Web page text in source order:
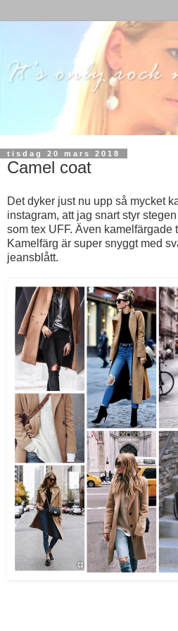
tisdag 20 mars 2018
Camel coat
Det dyker just nu upp så mycket
instagram, att jag snart styr
som tex UFF. Även kamelfärgade
Kamelfärg är super snyggt med
jeansblått.